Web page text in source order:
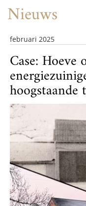
Nieuws
februari 2025
Case: Hoeve
hoogstaande